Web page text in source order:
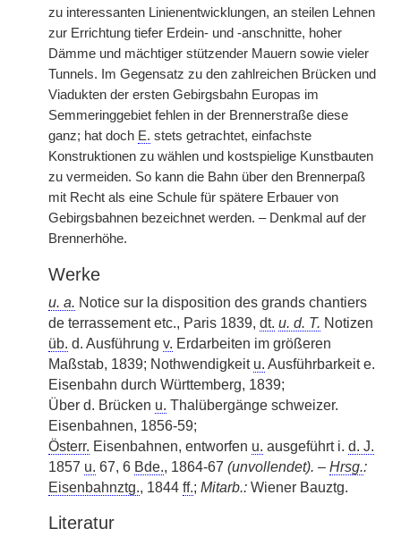
zu interessanten Linienentwicklungen, an steilen Lehnen
zur Errichtung tiefer Erdein- und -anschnitte, hoher
Dämme und mächtiger stützender Mauern sowie vieler
Tunnels. Im Gegensatz zu den zahlreichen Brücken und
Viadukten der ersten Gebirgsbahn Europas im
Semmeringgebiet fehlen in der Brennerstraße diese
ganz; hat doch E. stets getrachtet, einfachste
Konstruktionen zu wählen und kostspielige Kunstbauten
zu vermeiden. So kann die Bahn über den Brennerpaß
mit Recht als eine Schule für spätere Erbauer von
Gebirgsbahnen bezeichnet werden. – Denkmal auf der
Brennerhöhe.
Werke
u. a. Notice sur la disposition des grands chantiers
de terrassement etc., Paris 1839, dt. u. d. T. Notizen
üb. d. Ausführung v. Erdarbeiten im größeren
Maßstab, 1839; Nothwendigkeit u. Ausführbarkeit e.
Eisenbahn durch Württemberg, 1839;
Über d. Brücken u. Thalübergänge schweizer.
Eisenbahnen, 1856-59;
Österr. Eisenbahnen, entworfen u. ausgeführt i. d. J.
1857 u. 67, 6 Bde., 1864-67 (unvollendet). – Hrsg.:
Eisenbahnztg., 1844 ff.; Mitarb.: Wiener Bauztg.
Literatur